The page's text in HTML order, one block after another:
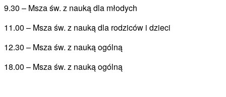
9.30 – Msza św. z nauką dla młodych
11.00 – Msza św. z nauką dla rodziców i dzieci
12.30 – Msza św. z nauką ogólną
18.00 – Msza św. z nauką ogólną